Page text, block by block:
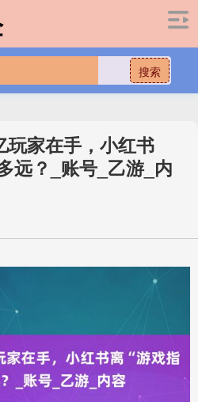
搜索
玩家在手，小红书
远？_账号_乙游_内